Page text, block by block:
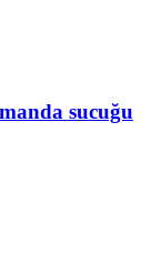
sucuğu